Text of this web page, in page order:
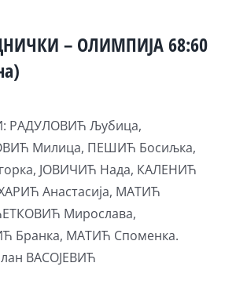
– ОЛИМПИЈА 68:60
РАДУЛОВИЋ Љубица,
Милица, ПЕШИЋ Босиљка,
ЈОВИЧИЋ Нада, КАЛЕНИЋ
Анастасија, МАТИЋ
Мирослава,
Бранка, МАТИЋ Споменка.
ВАСОЈЕВИЋ